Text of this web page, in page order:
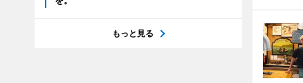
もっと見る